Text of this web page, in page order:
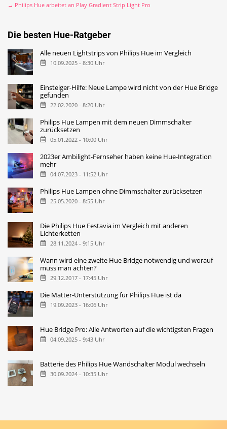
→ Philips Hue arbeitet an Play Gradient Strip Light Pro
Die besten Hue-Ratgeber
Alle neuen Lightstrips von Philips Hue im Vergleich
10.09.2025 - 8:30 Uhr
Einsteiger-Hilfe: Neue Lampe wird nicht von der Hue Bridge
gefunden
22.02.2020 - 8:20 Uhr
Philips Hue Lampen mit dem neuen Dimmschalter
zurücksetzen
05.01.2022 - 10:00 Uhr
2023er Ambilight-Fernseher haben keine Hue-Integration
mehr
04.07.2023 - 11:52 Uhr
Philips Hue Lampen ohne Dimmschalter zurücksetzen
25.05.2020 - 8:55 Uhr
Die Philips Hue Festavia im Vergleich mit anderen
Lichterketten
28.11.2024 - 9:15 Uhr
Wann wird eine zweite Hue Bridge notwendig und worauf
muss man achten?
29.12.2017 - 17:45 Uhr
Die Matter-Unterstützung für Philips Hue ist da
19.09.2023 - 16:06 Uhr
Hue Bridge Pro: Alle Antworten auf die wichtigsten Fragen
04.09.2025 - 9:43 Uhr
Batterie des Philips Hue Wandschalter Modul wechseln
30.09.2024 - 10:35 Uhr